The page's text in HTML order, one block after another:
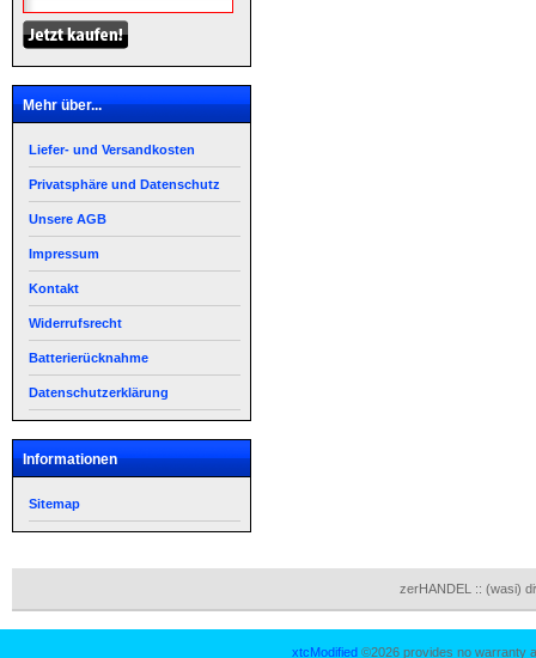
Mehr über...
Liefer- und Versandkosten
Privatsphäre und Datenschutz
Unsere AGB
Impressum
Kontakt
Widerrufsrecht
Batterierücknahme
Datenschutzerklärung
Informationen
Sitemap
zerHANDEL :: (wasi)
xtcModified ©2026 provides no warranty